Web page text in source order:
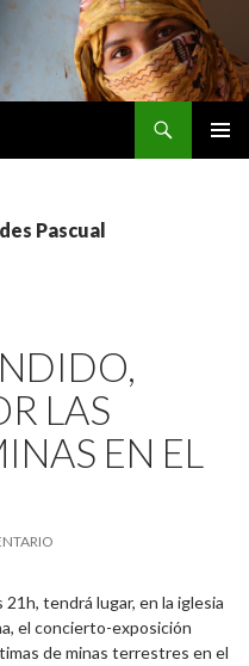
Pascual
LAS
EN EL
tendrá lugar, en la iglesia
el concierto-exposición
de minas terrestres en el